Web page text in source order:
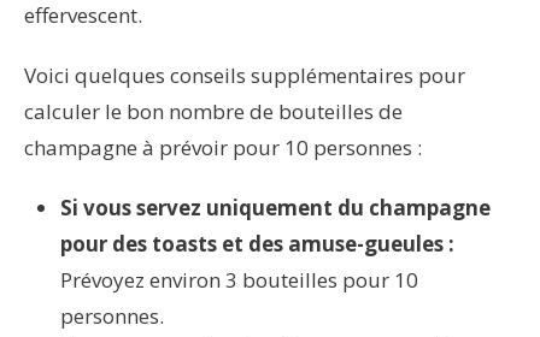
effervescent.
Voici quelques conseils supplémentaires pour
calculer le bon nombre de bouteilles de
champagne à prévoir pour 10 personnes :
Si vous servez uniquement du champagne
pour des toasts et des amuse-gueules :
Prévoyez environ 3 bouteilles pour 10
personnes.